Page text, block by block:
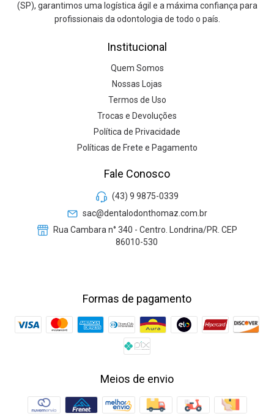
(SP), garantimos uma logística ágil e a máxima confiança para
profissionais da odontologia de todo o país.
Institucional
Quem Somos
Nossas Lojas
Termos de Uso
Trocas e Devoluções
Política de Privacidade
Políticas de Frete e Pagamento
Fale Conosco
(43) 9 9875-0339
sac@dentalodonthomaz.com.br
Rua Cambara n° 340 - Centro. Londrina/PR. CEP
86010-530
Formas de pagamento
Meios de envio